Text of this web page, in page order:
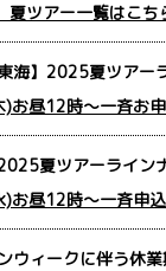
ツアー一覧はこち
東海】2025夏ツアー
)お昼12時～一斉お
2025夏ツアーライン
)お昼12時～一斉申
ウィークに伴う休